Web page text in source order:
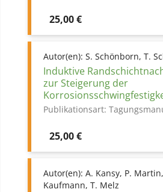
Preis
25,00 €
Autor(en): S. Schönborn, T.
Induktive
zur Steigerung der
Publikationsart:
Preis
25,00 €
Autor(en): A. Kansy, P.
Kaufmann, T. Melz